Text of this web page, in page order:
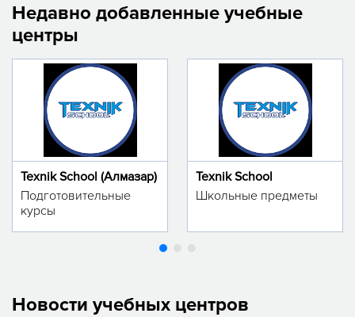
Недавно добавленные учебные
центры
Texnik School (Алмазар)
Подготовительные
курсы
Texnik School
Школьные предметы
Новости учебных центров